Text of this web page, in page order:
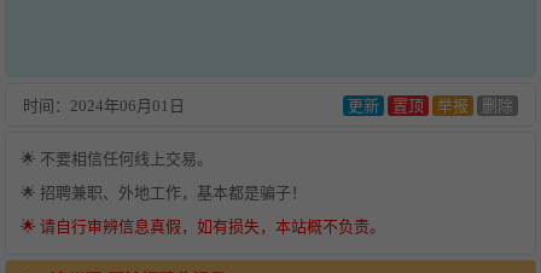
时间： 2024年06月01日 更新 置顶 举报 删除
🌟 不要相信任何线上交易。
🌟 招聘兼职、外地工作，基本都是骗子！
🌟 请自行审辨信息真假，如有损失，本站概不负责。